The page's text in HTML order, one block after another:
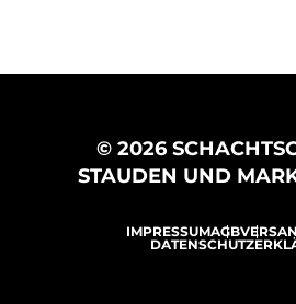
© 2026
STAUDEN UND
IMPRESSUMAGB